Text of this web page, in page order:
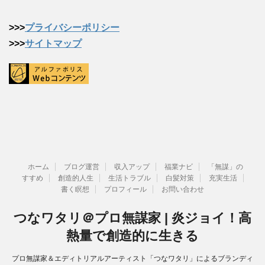
>>>プライバシーポリシー
>>>サイトマップ
ホーム ブログ運営 収入アップ 福業ナビ
「無謀」の
すすめ
創造的人生 生活トラブル 白髪対策
充実生活
書く瞑想
プロフィール お問い合わせ
つなワタリ＠プロ無謀家 | 炎ジョイ！高
熱量で創造的に生きる
プロ無謀家＆エディトリアルアーティスト「つなワタリ」によるブランディ